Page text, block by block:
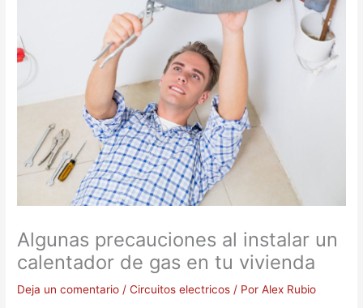
Algunas precauciones al instalar un
calentador de gas en tu vivienda
Deja un comentario /Circuitos electricos / PorAlex Rubio